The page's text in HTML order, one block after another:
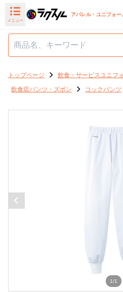
メニュー
アパレル・ユニフォー
トップページ
飲食・サービスユニフ
飲食店パンツ・ズボン
コックパンツ
1/1